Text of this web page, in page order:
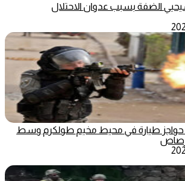
الضفة بسبب عدوان الاحتلال
حواجز طيارة في محيط مخيم طولكرم وسط